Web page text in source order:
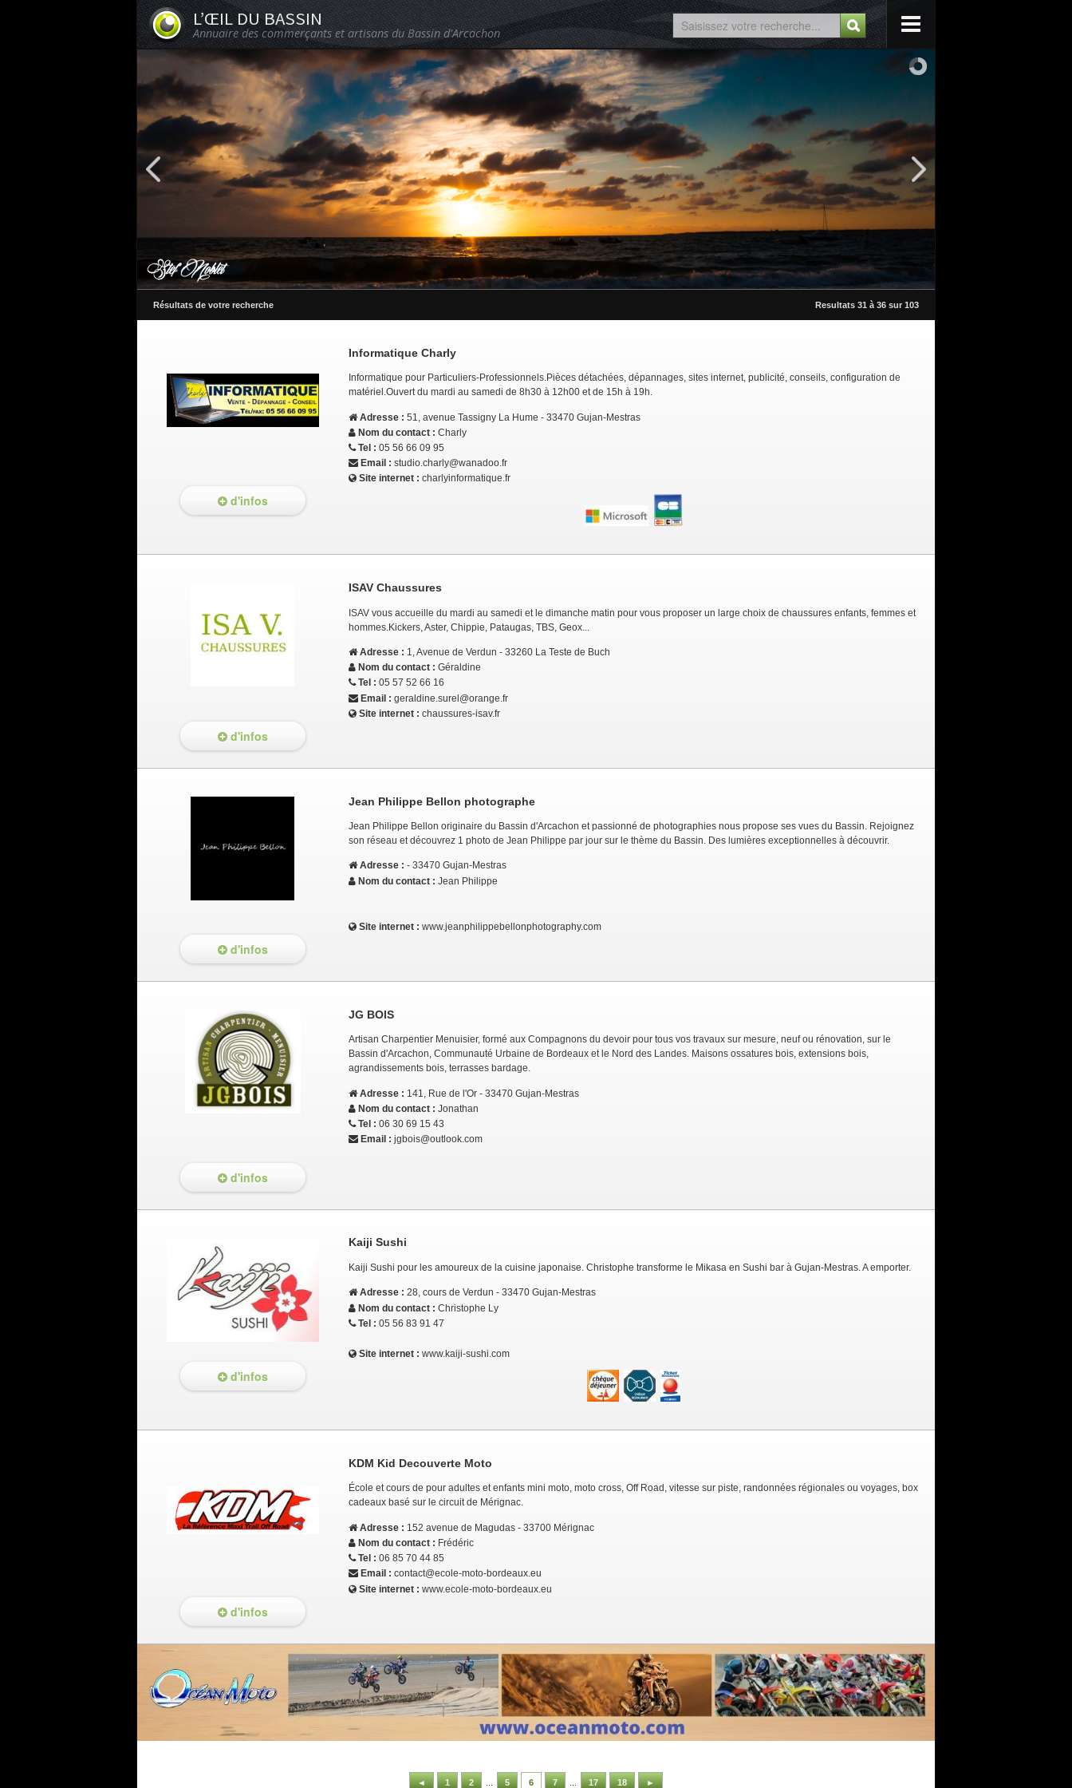
L’ŒIL DU BASSIN
Annuaire des commerçants et artisans du Bassin d'Arcachon
Résultats de votre recherche Resultats 31 à 36 sur 103
Informatique Charly
Informatique pour Particuliers-Professionnels.Pièces détachées, dépannages, sites internet, publicité, conseils, configuration de
matériel.Ouvert du mardi au samedi de 8h30 à 12h00 et de 15h à 19h.
Adresse : 51, avenue Tassigny La Hume - 33470 Gujan-Mestras
Nom du contact : Charly
Tel : 05 56 66 09 95
Email : studio.charly@wanadoo.fr
Site internet : charlyinformatique.fr
d'infos
ISAV Chaussures
ISAV vous accueille du mardi au samedi et le dimanche matin pour vous proposer un large choix de chaussures enfants, femmes et
hommes.Kickers, Aster, Chippie, Pataugas, TBS, Geox...
Adresse : 1, Avenue de Verdun - 33260 La Teste de Buch
Nom du contact : Géraldine
Tel : 05 57 52 66 16
Email : geraldine.surel@orange.fr
Site internet : chaussures-isav.fr
d'infos
Jean Philippe Bellon photographe
Jean Philippe Bellon originaire du Bassin d'Arcachon et passionné de photographies nous propose ses vues du Bassin. Rejoignez
son réseau et découvrez 1 photo de Jean Philippe par jour sur le thème du Bassin. Des lumières exceptionnelles à découvrir.
Adresse : - 33470 Gujan-Mestras
Nom du contact : Jean Philippe
Site internet : www.jeanphilippebellonphotography.com
d'infos
JG BOIS
Artisan Charpentier Menuisier, formé aux Compagnons du devoir pour tous vos travaux sur mesure, neuf ou rénovation, sur le
Bassin d'Arcachon, Communauté Urbaine de Bordeaux et le Nord des Landes. Maisons ossatures bois, extensions bois,
agrandissements bois, terrasses bardage.
Adresse : 141, Rue de l'Or - 33470 Gujan-Mestras
Nom du contact : Jonathan
Tel : 06 30 69 15 43
Email : jgbois@outlook.com
d'infos
Kaiji Sushi
Kaiji Sushi pour les amoureux de la cuisine japonaise. Christophe transforme le Mikasa en Sushi bar à Gujan-Mestras. A emporter.
Adresse : 28, cours de Verdun - 33470 Gujan-Mestras
Nom du contact : Christophe Ly
Tel : 05 56 83 91 47
Site internet : www.kaiji-sushi.com
d'infos
KDM Kid Decouverte Moto
École et cours de pour adultes et enfants mini moto, moto cross, Off Road, vitesse sur piste, randonnées régionales ou voyages, box
cadeaux basé sur le circuit de Mérignac.
Adresse : 152 avenue de Magudas - 33700 Mérignac
Nom du contact : Frédéric
Tel : 06 85 70 44 85
Email : contact@ecole-moto-bordeaux.eu
Site internet : www.ecole-moto-bordeaux.eu
d'infos
◄ 1 2 5 6 7 17 18 ►